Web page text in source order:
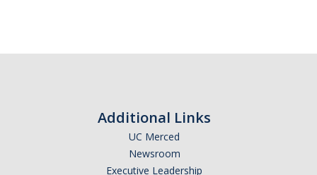
Additional Links
UC Merced
Newsroom
Executive Leadership